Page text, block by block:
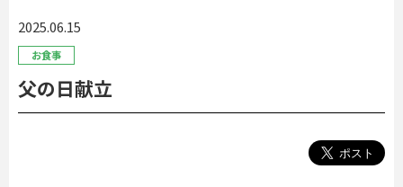
2025.06.15
お食事
父の日献立